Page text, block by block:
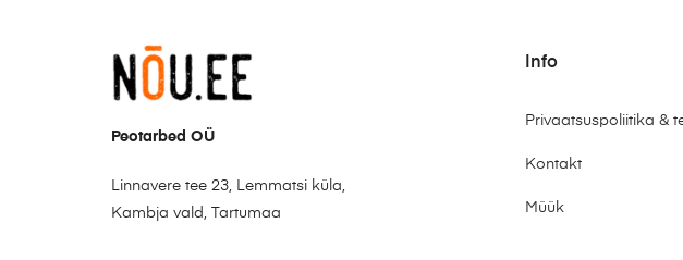
Peotarbed OÜ
Linnavere tee 23, Lemmatsi küla,
Kambja vald, Tartumaa
Info
Privaatsuspoliitika &
Kontakt
Müük